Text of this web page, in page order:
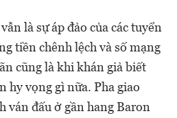
là sự áp đảo của các tuyển
tiền chênh lệch và số mạng
cũng là khi khán giả biết
hy vọng gì nữa. Pha giao
ván đấu ở gần hang Baron